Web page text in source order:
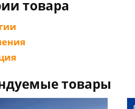
товара
товары